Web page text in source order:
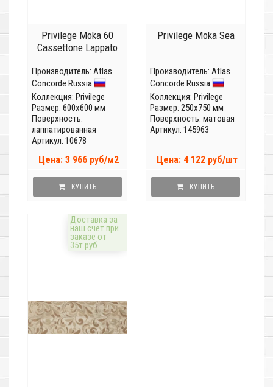
Privilege Moka 60
Cassettone Lappato
Производитель: Atlas
Concorde Russia
Коллекция: Privilege
Размер: 600x600 мм
Поверхность:
лаппатированная
Артикул: 10678
Цена: 3 966 руб/м2
КУПИТЬ
Privilege Moka Sea
Производитель: Atlas
Concorde Russia
Коллекция: Privilege
Размер: 250x750 мм
Поверхность: матовая
Артикул: 145963
Цена: 4 122 руб/шт
КУПИТЬ
Доставка за
наш счёт при
заказе от
35т.руб